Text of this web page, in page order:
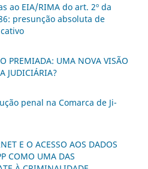
ao EIA/RIMA do art. 2º da
presunção absoluta de
PREMIADA: UMA NOVA VISÃO
JUDICIÁRIA?
penal na Comarca de Ji-
E O ACESSO AOS DADOS
COMO UMA DAS